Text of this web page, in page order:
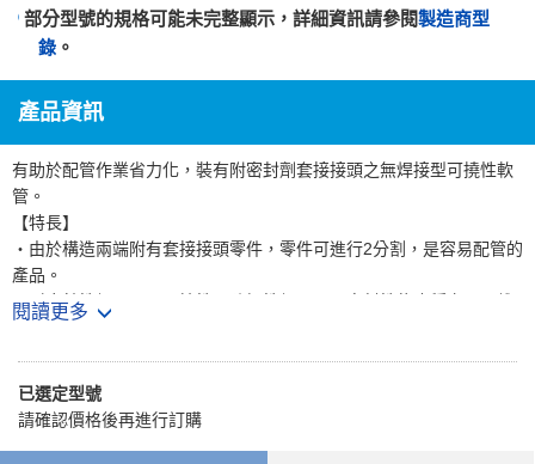
部分型號的規格可能未完整顯示，詳細資訊請參閱製造商型
錄 。
產品資訊
有助於配管作業省力化，裝有附密封劑套接接頭之無焊接型可撓性軟
管。
【特長】
・由於構造兩端附有套接接頭零件，零件可進行2分割，是容易配管的
產品。
・耐腐蝕性優異。・可撓性、防振性優異。・密封性能也穩定，可維
・事先在套接接頭上塗佈密封劑，可省去配管時塗佈密封劑的時間。
・襯墊的標準為FCMB零件=非石棉、SUS304零件=PTFE。
【用途】
閱讀更多
已選定型號
請確認價格後再進行訂購